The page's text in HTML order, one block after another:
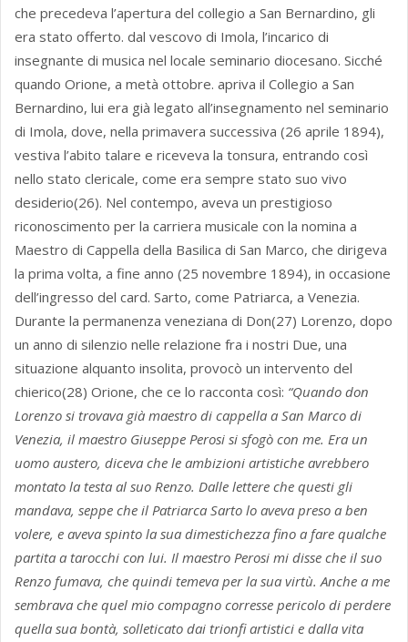
che precedeva l’apertura del collegio a San Bernardino, gli
era stato offerto. dal vescovo di Imola, l’incarico di
insegnante di musica nel locale seminario diocesano. Sicché
quando Orione, a metà ottobre. apriva il Collegio a San
Bernardino, lui era già legato all’insegnamento nel seminario
di Imola, dove, nella primavera successiva (26 aprile 1894),
vestiva l’abito talare e riceveva la tonsura, entrando così
nello stato clericale, come era sempre stato suo vivo
desiderio(26). Nel contempo, aveva un prestigioso
riconoscimento per la carriera musicale con la nomina a
Maestro di Cappella della Basilica di San Marco, che dirigeva
la prima volta, a fine anno (25 novembre 1894), in occasione
dell’ingresso del card. Sarto, come Patriarca, a Venezia.
Durante la permanenza veneziana di Don(27) Lorenzo, dopo
un anno di silenzio nelle relazione fra i nostri Due, una
situazione alquanto insolita, provocò un intervento del
chierico(28) Orione, che ce lo racconta così: “Quando don
Lorenzo si trovava già maestro di cappella a San Marco di
Venezia, il maestro Giuseppe Perosi si sfogò con me. Era un
uomo austero, diceva che le ambizioni artistiche avrebbero
montato la testa al suo Renzo. Dalle lettere che questi gli
mandava, seppe che il Patriarca Sarto lo aveva preso a ben
volere, e aveva spinto la sua dimestichezza fino a fare qualche
partita a tarocchi con lui. Il maestro Perosi mi disse che il suo
Renzo fumava, che quindi temeva per la sua virtù. Anche a me
sembrava che quel mio compagno corresse pericolo di perdere
quella sua bontà, solleticato dai trionfi artistici e dalla vita